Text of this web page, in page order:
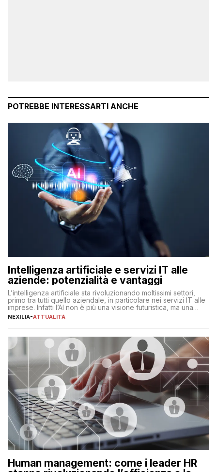
POTREBBE INTERESSARTI ANCHE
Intelligenza artificiale e servizi IT alle
aziende: potenzialità e vantaggi
L’intelligenza artificiale sta rivoluzionando moltissimi settori,
primo tra tutti quello aziendale, in particolare nei servizi IT alle
imprese. Infatti l’AI non è più una visione futuristica, ma una
realtà operativa che sta portando a un cambio significativo in
operazioni, bensì comporta […]
NEXILIA-ATTUALITÀ
Human management: come i leader HR